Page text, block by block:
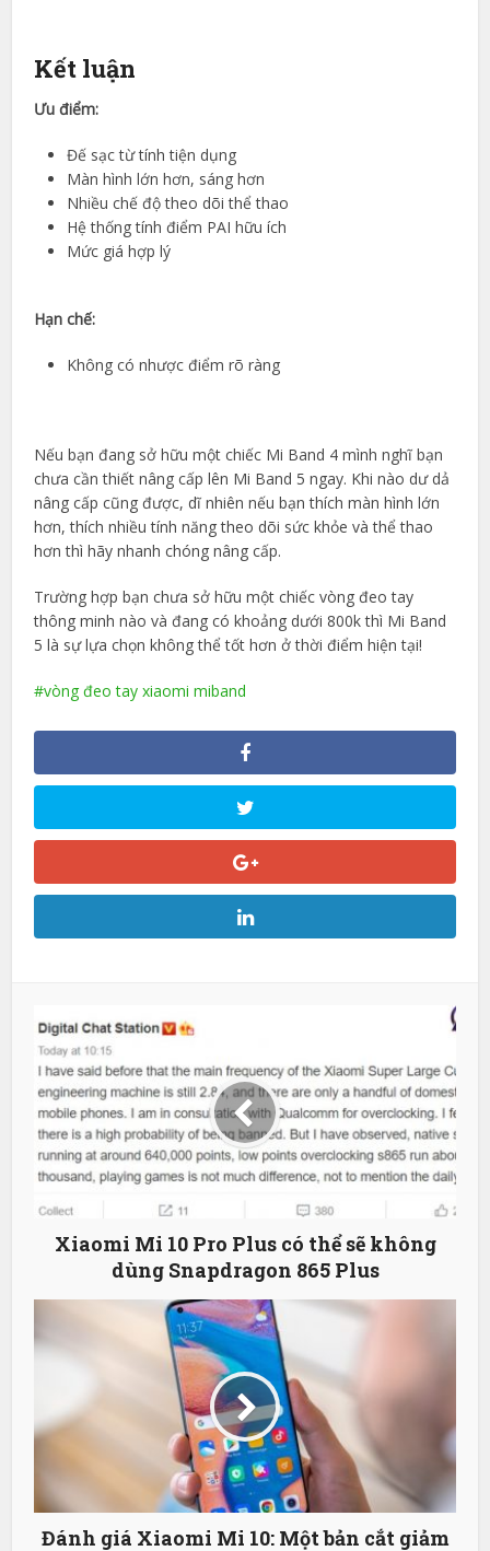
Kết luận
Ưu điểm:
Đế sạc từ tính tiện dụng
Màn hình lớn hơn, sáng hơn
Nhiều chế độ theo dõi thể thao
Hệ thống tính điểm PAI hữu ích
Mức giá hợp lý
Hạn chế:
Không có nhược điểm rõ ràng
Nếu bạn đang sở hữu một chiếc Mi Band 4 mình nghĩ bạn
chưa cần thiết nâng cấp lên Mi Band 5 ngay. Khi nào dư dả
nâng cấp cũng được, dĩ nhiên nếu bạn thích màn hình lớn
hơn, thích nhiều tính năng theo dõi sức khỏe và thể thao
hơn thì hãy nhanh chóng nâng cấp.
Trường hợp bạn chưa sở hữu một chiếc vòng đeo tay
thông minh nào và đang có khoảng dưới 800k thì Mi Band
5 là sự lựa chọn không thể tốt hơn ở thời điểm hiện tại!
vòng đeo tay xiaomi miband
Xiaomi Mi 10 Pro Plus có thể sẽ không
dùng Snapdragon 865 Plus
Đánh giá Xiaomi Mi 10: Một bản cắt giảm